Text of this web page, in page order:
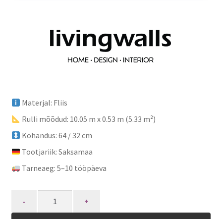
Materjal: Fliis
Rulli mõõdud: 10.05 m x 0.53 m (5.33 m²)
Kohandus: 64 / 32 cm
Tootjariik: Saksamaa
Tarneaeg: 5–10 tööpäeva